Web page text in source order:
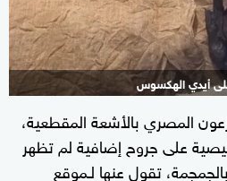
أيدي الهكسوس
المصري بالأشعة المقطعية،
على جروح إضافية لم تظهر
تقول عنها لـموقع